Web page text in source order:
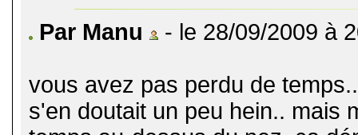
Par Manu
- le 28/09/2009 à
vous avez pas perdu de
s'en doutait un peu hein.. mais